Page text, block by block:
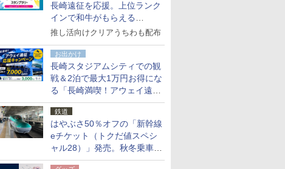
長崎遠征を応援。上位ランク
インで和牛がもらえる
「GO！GO！長崎スタンプラ
推し活向けクリアうちわも配布
お出かけ
長崎スタジアムシティでの観
戦＆2泊で最大1万円お得にな
る「長崎満喫！アウェイ遠征
応援キャンペーン」
鉄道
はやぶさ50％オフの「新幹線
eチケット（トクだ値スペシ
ャル28）」発売。秋冬乗車
分、えきねっと限定